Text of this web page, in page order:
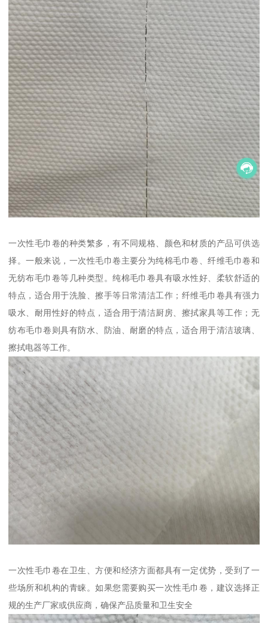
一次性毛巾卷的种类繁多，有不同规格、颜色和材质的产品可供选
择。一般来说，一次性毛巾卷主要分为纯棉毛巾卷、纤维毛巾卷和
无纺布毛巾卷等几种类型。纯棉毛巾卷具有吸水性好、柔软舒适的
特点，适合用于洗脸、擦手等日常清洁工作；纤维毛巾卷具有强力
吸水、耐用性好的特点，适合用于清洁厨房、擦拭家具等工作；无
纺布毛巾卷则具有防水、防油、耐磨的特点，适合用于清洁玻璃、
擦拭电器等工作。
一次性毛巾卷在卫生、方便和经济方面都具有一定优势，受到了一
些场所和机构的青睐。如果您需要购买一次性毛巾卷，建议选择正
规的生产厂家或供应商，确保产品质量和卫生安全